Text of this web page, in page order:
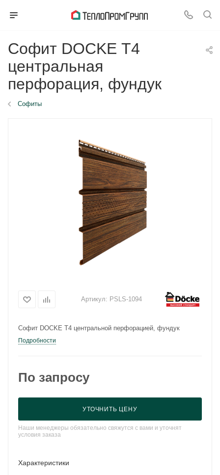
Софит DOCKE Т4
центральная
перфорация, фундук
Софиты
Артикул: PSLS-1094
Софит DOCKE Т4 центральной перфорацией, фундук
Подробности
По запросу
УТОЧНИТЬ ЦЕНУ
Наши менеджеры обязательно свяжутся с вами и уточнят
условия заказа
Характеристики